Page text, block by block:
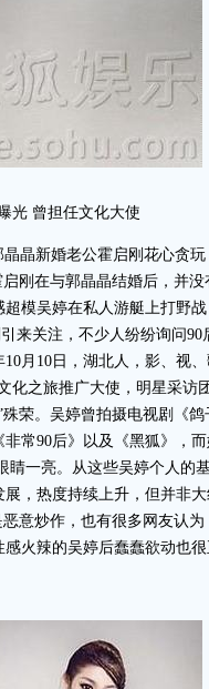
光 曾担任文化大使
晶新婚老公霍启刚花心贪玩
刚在与郭晶晶结婚后，并没
模吴婷在私人游艇上打野
来关注，不少人纷纷询问90
月10日，湖北人，影、视
化之旅推广大使，明星采访
荣。吴婷曾拍摄电视剧《鸽
常90后》以及《黑狐》，
睛一亮。从这些吴婷个人的
，热度持续上升，但并非大
意炒作，也有很多网友认为
火辣的吴婷后蠢蠢欲动也很